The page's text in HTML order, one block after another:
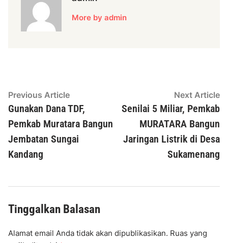
More by admin
Navigasi
pos
Previous ArticlePrevious
article:
Gunakan Dana TDF,
Pemkab Muratara Bangun
Jembatan Sungai
Kandang
Next Article
Senilai 5 Miliar, Pemkab
MURATARA Bangun
Jaringan Listrik di Desa
Sukamenang
Tinggalkan Balasan
Alamat email Anda tidak akan dipublikasikan. Ruas yang